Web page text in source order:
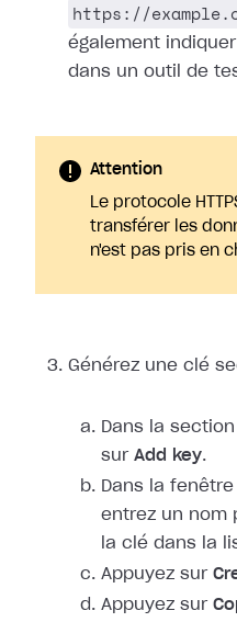
https://
également
dans un outil de
Attention
Le protocole
transférer les
n'est pas pris en
Générez une clé
Dans la section
sur Add key.
Dans la
entrez un nom
la clé dans la
Appuyez sur
Appuyez sur